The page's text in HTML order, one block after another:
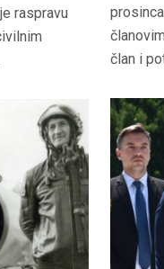
član i
raspravu